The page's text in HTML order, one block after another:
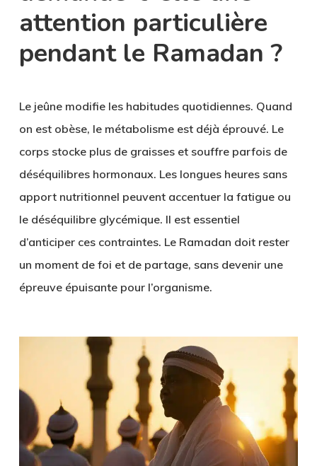
attention particulière
pendant le Ramadan ?
Le jeûne modifie les habitudes quotidiennes. Quand
on est obèse, le métabolisme est déjà éprouvé. Le
corps stocke plus de graisses et souffre parfois de
déséquilibres hormonaux. Les longues heures sans
apport nutritionnel peuvent accentuer la fatigue ou
le déséquilibre glycémique. Il est essentiel
d’anticiper ces contraintes. Le Ramadan doit rester
un moment de foi et de partage, sans devenir une
épreuve épuisante pour l’organisme.